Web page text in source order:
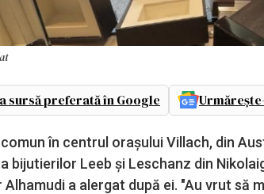
sursă preferată în Google
în centrul orașului Villach, din
bijutierilor Leeb și Leschanz din
a alergat după ei. "Au vrut să